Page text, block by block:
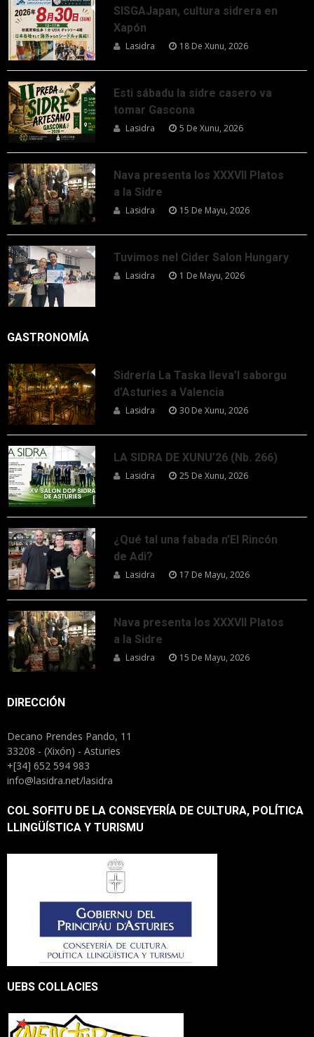
SISGAJapan, cultura sidrera en
Xapón
Lasidra 18 De Xunu, 2026
Esti sábadu la sidre casero va
tomar Gascona
Lasidra 5 De Xunu, 2026
Nava presenta los XXXVII Platos
a la Sidre
Lasidra 15 De Mayu, 2026
Tuvimos nel Cider Salon Hungary
Lasidra 1 De Mayu, 2026
GASTRONOMÍA
Sidrería La Taska lleva’l saborgu
d’Asturies a Valencia
Lasidra 30 De Xunu, 2026
LA SIDRA DE XUNU’26 (Nb. 266)
Lasidra 25 De Xunu, 2026
¿Qué tal una fabada n’El Rincón
de Adi?
Lasidra 17 De Mayu, 2026
Nava presenta los XXXVII Platos
a la Sidre
Lasidra 15 De Mayu, 2026
DIRECCIÓN
Decano Prendes Pando, 11
33208 - (Xixón) - Asturies
+[34] 652 594 983
info@lasidra.net/lasidra
COL SOFITU DE LA CONSEYERÍA DE CULTURA, POLÍTICA
LLINGÜÍSTICA Y TURISMU
UEBS COLLACIES